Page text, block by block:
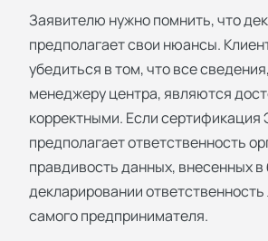
Заявителю нужно помнить, что
предполагает свои нюансы.
убедиться в том, что все
менеджеру центра, являются
корректными. Если
предполагает ответственность
правдивость данных, внесенных в
декларировании
самого предпринимателя.